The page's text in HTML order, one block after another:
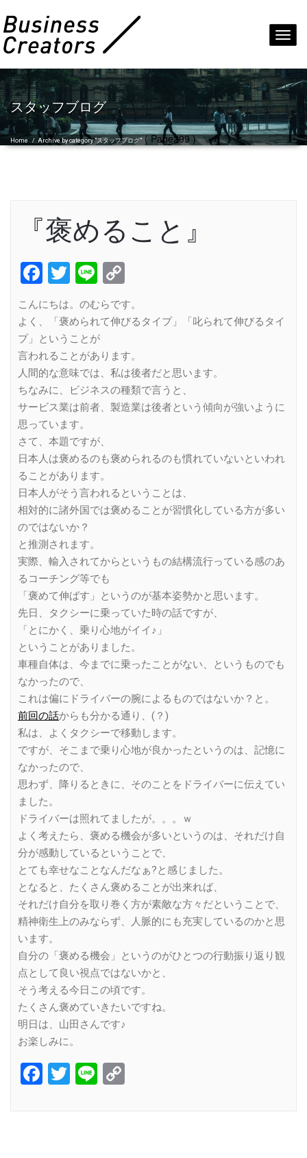
スタッフブログ
Home /Archive by category "スタッフブログ"( Page299 )
『褒めること』
Facebook
Twitter
Line
Link
こんにちは。のむらです。
よく、「褒められて伸びるタイプ」「叱られて伸びるタイ
プ」ということが
言われることがあります。
人間的な意味では、私は後者だと思います。
ちなみに、ビジネスの種類で言うと、
サービス業は前者、製造業は後者という傾向が強いように
思っています。
さて、本題ですが、
日本人は褒めるのも褒められるのも慣れていないといわれ
ることがあります。
日本人がそう言われるということは、
相対的に諸外国では褒めることが習慣化している方が多い
のではないか？
と推測されます。
実際、輸入されてからというもの結構流行っている感のあ
るコーチング等でも
「褒めて伸ばす」というのが基本姿勢かと思います。
先日、タクシーに乗っていた時の話ですが、
「とにかく、乗り心地がイイ♪」
ということがありました。
車種自体は、今までに乗ったことがない、というものでも
なかったので、
これは偏にドライバーの腕によるものではないか？と。
前回の話からも分かる通り、(？)
私は、よくタクシーで移動します。
ですが、そこまで乗り心地が良かったというのは、記憶に
なかったので、
思わず、降りるときに、そのことをドライバーに伝えてい
ました。
ドライバーは照れてましたが。。。ｗ
よく考えたら、褒める機会が多いというのは、それだけ自
分が感動しているということで、
とても幸せなことなんだなぁ?と感じました。
となると、たくさん褒めることが出来れば、
それだけ自分を取り巻く方が素敵な方々だということで、
精神衛生上のみならず、人脈的にも充実しているのかと思
います。
自分の「褒める機会」というのがひとつの行動振り返り観
点として良い視点ではないかと、
そう考える今日この頃です。
たくさん褒めていきたいですね。
明日は、山田さんです♪
お楽しみに。
Facebook
Twitter
Line